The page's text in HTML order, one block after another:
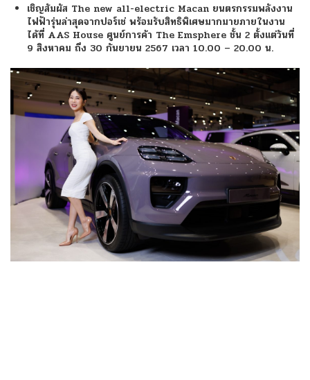
เชิญสัมผัส The new all-electric Macan ยนตรกรรมพลังงาน
ไฟฟ้ารุ่นล่าสุดจากปอร์เช่ พร้อมรับสิทธิพิเศษมากมายภายในงาน
ได้ที่ AAS House ศูนย์การค้า The Emsphere ชั้น 2 ตั้งแต่วันที่
9 สิงหาคม ถึง 30 กันยายน 2567 เวลา 10.00 – 20.00 น.